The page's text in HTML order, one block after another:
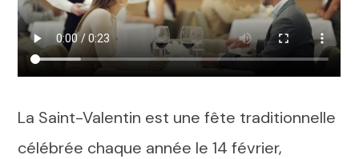
La Saint-Valentin est une fête traditionnelle
célébrée chaque année le 14 février,